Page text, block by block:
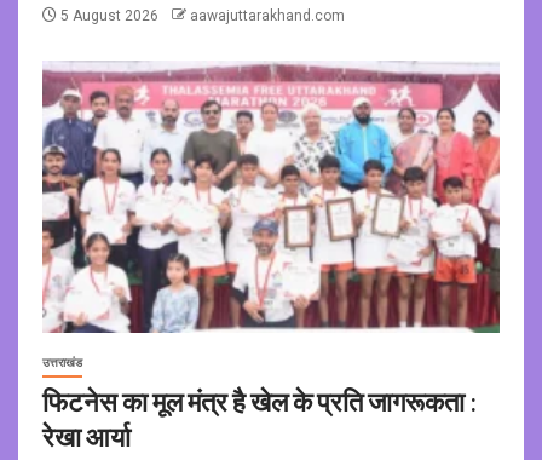
5 August 2026 aawajuttarakhand.com
उत्तराखंड
फिटनेस का मूल मंत्र है खेल के प्रति जागरूकता :
रेखा आर्या